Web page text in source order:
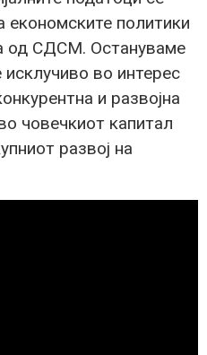
економските политики
од СДСМ. Остануваме
во интерес
и развојна
човечкиот капитал
развој на